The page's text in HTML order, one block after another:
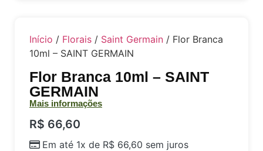
Início / Florais / Saint Germain / Flor Branca
10ml – SAINT GERMAIN
Flor Branca 10ml – SAINT
GERMAIN
Mais informações
R$ 66,60
Em até 1x de R$ 66,60 sem juros